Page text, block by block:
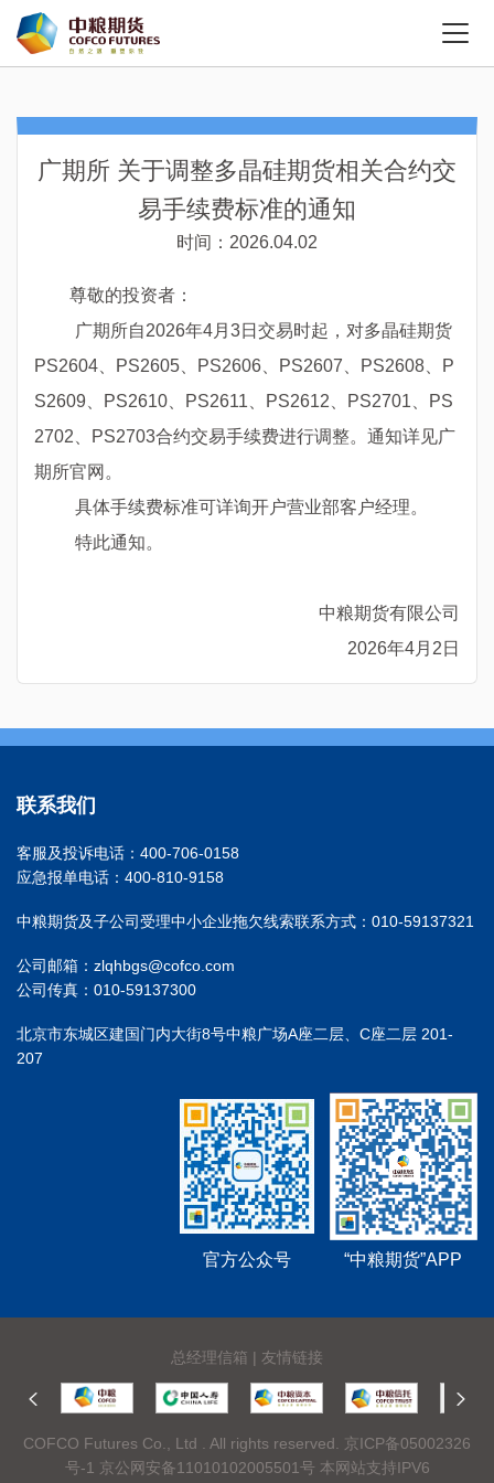
广期所 关于调整多晶硅期货相关合约交
易手续费标准的通知
时间：2026.04.02
尊敬的投资者：
广期所自2026年4月3日交易时起，对多晶硅期货
PS2604、PS2605、PS2606、PS2607、PS2608、P
S2609、PS2610、PS2611、PS2612、PS2701、PS
2702、PS2703合约交易手续费进行调整。通知详见广
期所官网。
具体手续费标准可详询开户营业部客户经理。
特此通知。
中粮期货有限公司
2026年4月2日
联系我们
客服及投诉电话：400-706-0158
应急报单电话：400-810-9158
中粮期货及子公司受理中小企业拖欠线索联系方式：010-59137321
公司邮箱：zlqhbgs@cofco.com
公司传真：010-59137300
北京市东城区建国门内大街8号中粮广场A座二层、C座二层 201-
207
官方公众号 “中粮期货”APP
总经理信箱 | 友情链接
COFCO Futures Co., Ltd . All rights reserved. 京ICP备05002326
号-1 京公网安备11010102005501号 本网站支持IPV6